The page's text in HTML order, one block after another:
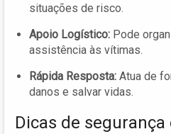
situações de risco.
Apoio Logístico: Pode
assistência às vítimas.
Rápida Resposta: Atua de
danos e salvar vidas.
Dicas de